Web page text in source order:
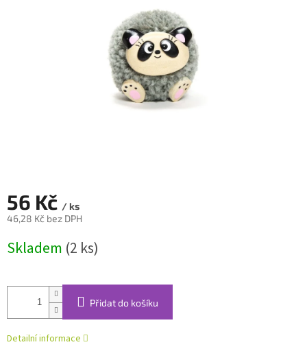
56 Kč / ks
46,28 Kč bez DPH
cena:
Skladem (2 ks)
Přidat do košíku
Detailní informace